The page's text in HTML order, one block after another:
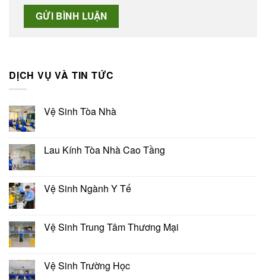
DỊCH VỤ VÀ TIN TỨC
Vệ Sinh Tòa Nhà
Lau Kính Tòa Nhà Cao Tầng
Vệ Sinh Ngành Y Tế
Vệ Sinh Trung Tâm Thương Mại
Vệ Sinh Trường Học